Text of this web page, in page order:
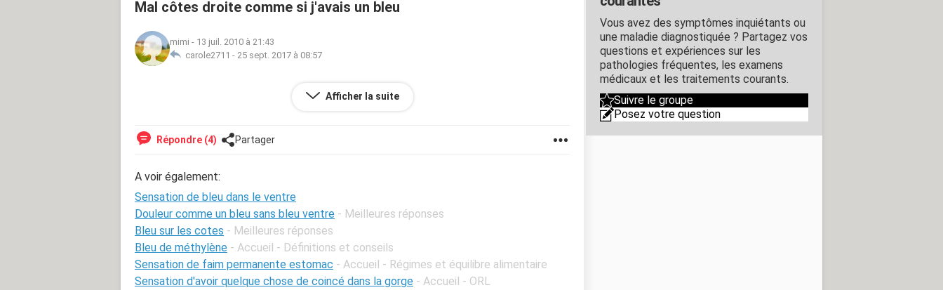
Mal côtes droite comme si j'avais un bleu
mimi - 13 juil. 2010 à 21:43
carole2711 - 25 sept. 2017 à 08:57
Afficher la suite
Répondre (4) Partager
A voir également:
Sensation de bleu dans le ventre
Douleur comme un bleu sans bleu ventre - Meilleures réponses
Bleu sur les cotes - Meilleures réponses
Bleu de méthylène - Accueil - Définitions et conseils
Sensation de faim permanente estomac - Accueil - Régimes et équilibre alimentaire
Sensation d'avoir quelque chose de coincé dans la gorge - Accueil - ORL
Vous avez des symptômes inquiétants ou
une maladie diagnostiquée ? Partagez vos
questions et expériences sur les
pathologies fréquentes, les examens
médicaux et les traitements courants.
Suivre le groupe
Posez votre question